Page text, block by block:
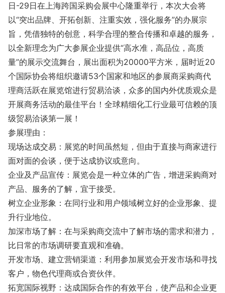
日-29日在上海跨国采购会展中心隆重举行，本次大会将
以“突出品牌、开拓创新、注重实效，强化服务”的办展宗
旨，凭借独特的创意，科学合理的整合传播和卓越的服务，
以全新理念为广大参展企业提供“高水准，高品位，高质
量”的展示交流舞台，展出面积为20000平方米，届时近20
个国际协会将组织邀请53个国家和地区的参展商采购商代
理商活跃在展览馆进行贸易洽谈，众多的国内外优质观众是
开展商务活动的最佳平台！全球精细化工行业最可信赖的顶
级贸易洽谈第一展！
参展理由：
现场达成交易：展览的时间虽然短，但由于直接与商家进行
面对面的会谈，便于达成协议或意向。
企业及产品宣传：展览会是一种立体的广告，增进采购商对
产品、服务的了解，宜于接受。
树立企业形象：在同行业和用户领域树立好的企业形象、提
升行业地位。
加深市场了解：在与采购商交流中了解市场的需求和潜力，
比日常的市场调研要直观和准确。
开发市场、建立营销渠道：利用参加展览会开发市场和寻找
客户，物色代理商或合资伙伴。
拓宽国际视野：达成国际合作的有效平台，使产品和企业更